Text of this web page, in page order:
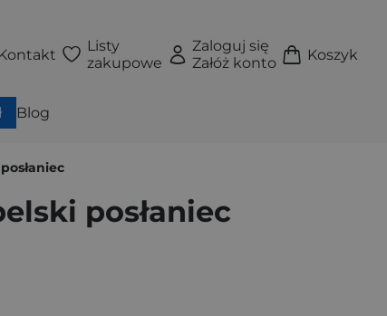
Kontakt
Listy
zakupowe
Zaloguj się
Załóż konto
Koszyk
Blog
posłaniec